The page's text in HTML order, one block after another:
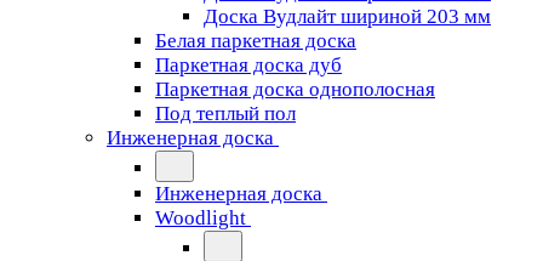
Доска Вудлайт шириной 203 мм
Белая паркетная доска
Паркетная доска дуб
Паркетная доска однополосная
Под теплый пол
Инженерная доска
Инженерная доска
Woodlight